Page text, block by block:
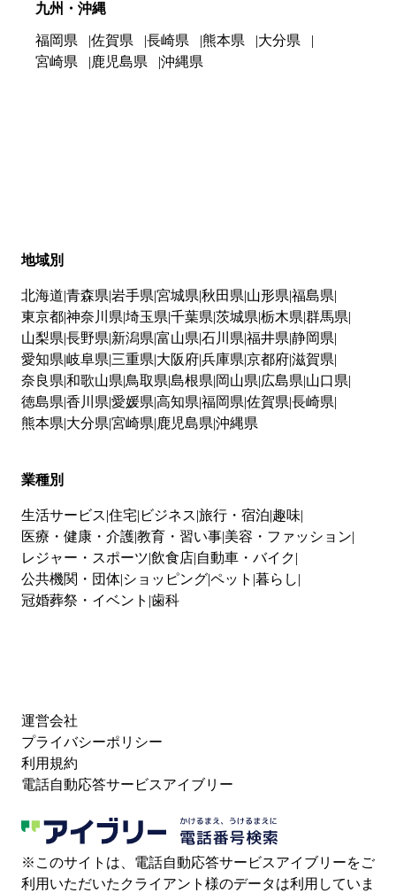
九州・沖縄
福岡県 佐賀県 長崎県 熊本県
大分県
宮崎県
鹿児島県 沖縄県
地域別
北海道 青森県 岩手県 宮城県 秋田県 山形県 福島県
東京都神奈川県 埼玉県 千葉県 茨城県 栃木県 群馬県
山梨県 長野県 新潟県 富山県 石川県 福井県 静岡県
愛知県 岐阜県 三重県 大阪府兵庫県 京都府滋賀県
奈良県 和歌山県 鳥取県 島根県 岡山県 広島県 山口県
徳島県 香川県 愛媛県 高知県 福岡県 佐賀県 長崎県
熊本県 大分県 宮崎県 鹿児島県 沖縄県
業種別
生活サービス 住宅 ビジネス 旅行・宿泊 趣味
医療・健康・介護教育・習い事 美容・ファッション
レジャー・スポーツ 飲食店 自動車・バイク
公共機関・団体 ショッピングペット 暮らし
冠婚葬祭・イベント 歯科
運営会社
プライバシーポリシー
利用規約
電話自動応答サービスアイブリー
※このサイトは、電話自動応答サービスアイブリーをご
利用いただいたクライアント様のデータは利用していま